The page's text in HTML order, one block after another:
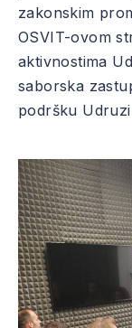
zakonskim
OSVIT-ovom
aktivnostima
saborska
podršku